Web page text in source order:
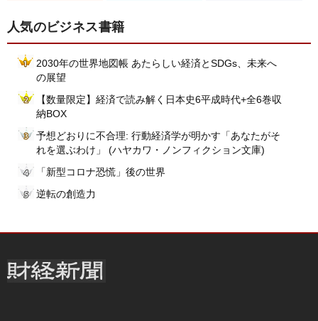
人気のビジネス書籍
2030年の世界地図帳 あたらしい経済とSDGs、未来へ
の展望
【数量限定】経済で読み解く日本史6平成時代+全6巻収
納BOX
予想どおりに不合理: 行動経済学が明かす「あなたがそ
れを選ぶわけ」 (ハヤカワ・ノンフィクション文庫)
「新型コロナ恐慌」後の世界
逆転の創造力